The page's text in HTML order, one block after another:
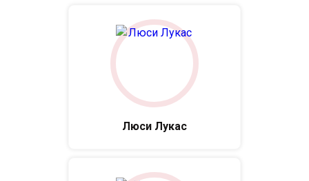
Люси Лукас